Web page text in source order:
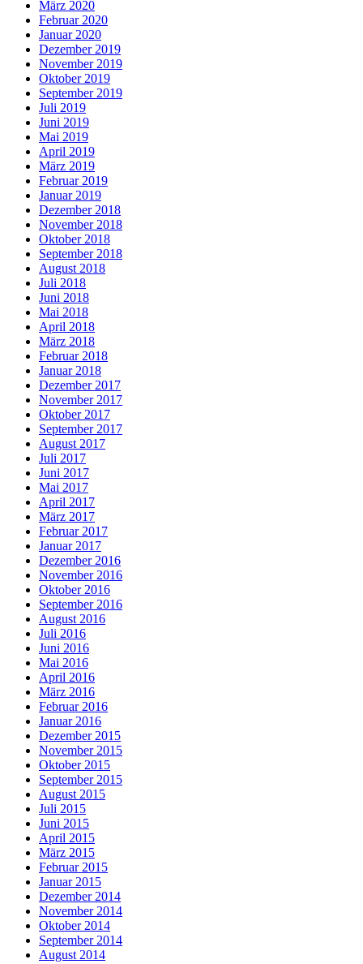
März 2020
Februar 2020
Januar 2020
Dezember 2019
November 2019
Oktober 2019
September 2019
Juli 2019
Juni 2019
Mai 2019
April 2019
März 2019
Februar 2019
Januar 2019
Dezember 2018
November 2018
Oktober 2018
September 2018
August 2018
Juli 2018
Juni 2018
Mai 2018
April 2018
März 2018
Februar 2018
Januar 2018
Dezember 2017
November 2017
Oktober 2017
September 2017
August 2017
Juli 2017
Juni 2017
Mai 2017
April 2017
März 2017
Februar 2017
Januar 2017
Dezember 2016
November 2016
Oktober 2016
September 2016
August 2016
Juli 2016
Juni 2016
Mai 2016
April 2016
März 2016
Februar 2016
Januar 2016
Dezember 2015
November 2015
Oktober 2015
September 2015
August 2015
Juli 2015
Juni 2015
April 2015
März 2015
Februar 2015
Januar 2015
Dezember 2014
November 2014
Oktober 2014
September 2014
August 2014